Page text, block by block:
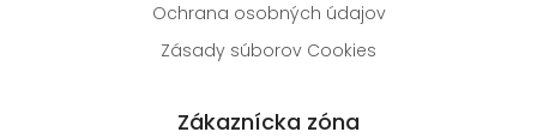
Ochrana osobných údajov
Zásady súborov Cookies
Zákaznícka zóna